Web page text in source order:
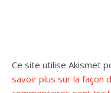
Ce site utilise Akismet
savoir plus sur la façon